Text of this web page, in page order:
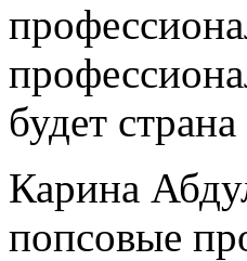
будет
Карина
попсовые